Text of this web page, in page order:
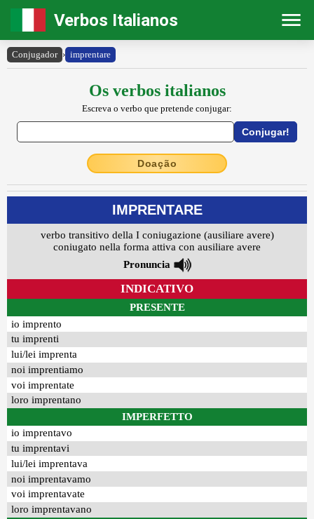
Verbos Italianos
Conjugador › imprentare
Os verbos italianos
Escreva o verbo que pretende conjugar:
Doação
IMPRENTARE
verbo transitivo della I coniugazione (ausiliare avere)
coniugato nella forma attiva con ausiliare avere
Pronuncia
INDICATIVO
PRESENTE
io imprento
tu imprenti
lui/lei imprenta
noi imprentiamo
voi imprentate
loro imprentano
IMPERFETTO
io imprentavo
tu imprentavi
lui/lei imprentava
noi imprentavamo
voi imprentavate
loro imprentavano